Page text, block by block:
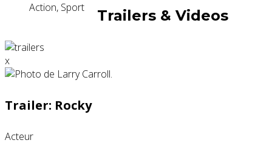
Action, Sport
Trailers & Videos
x
Trailer: Rocky
Acteur